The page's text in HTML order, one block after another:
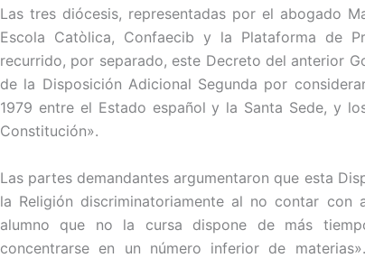
Las tres diócesis, representadas por el abogado
Escola Catòlica, Confaecib y la Plataforma de
recurrido, por separado, este Decreto del anterior
de la Disposición Adicional Segunda por
1979 entre el Estado español y la Santa Sede, y
Constitución».
Las partes demandantes argumentaron que esta
la Religión discriminatoriamente al no contar con
alumno que no la cursa dispone de más
concentrarse en un número inferior de